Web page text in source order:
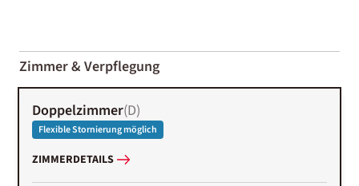
01-02
Zimmer & Verpflegung
Doppelzimmer(D)
Flexible Stornierung möglich
ZIMMERDETAILS